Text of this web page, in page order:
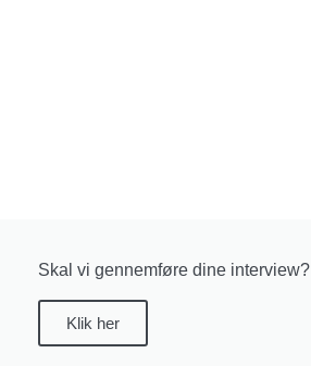
Skal vi gennemføre dine interview?
Klik her